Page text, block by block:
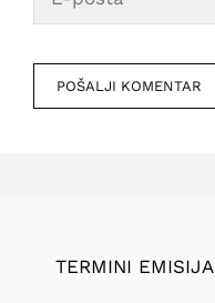
pošta
mesto
TERMINI EMISIJA